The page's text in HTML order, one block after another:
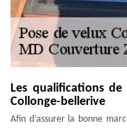
Les qualifications
Collonge-bellerive
Afin d’assurer la bonne